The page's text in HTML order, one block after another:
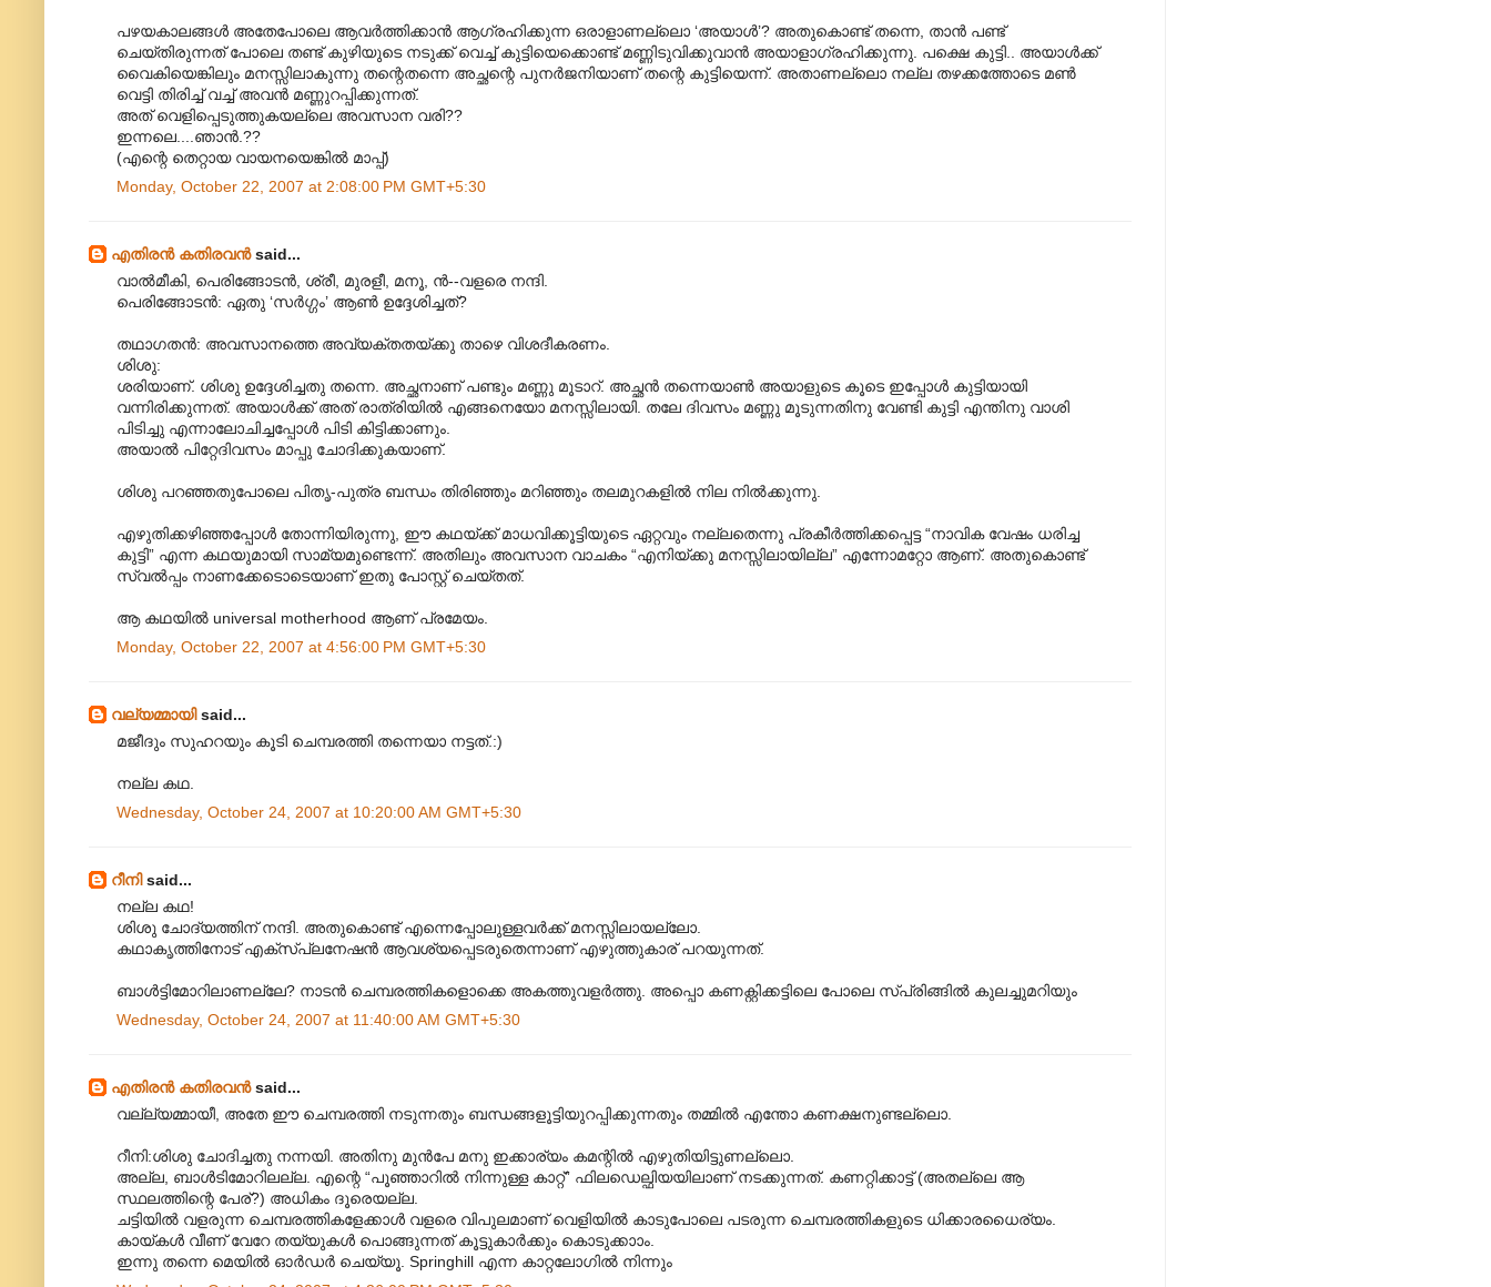
പഴയകാലങ്ങള്‍ അതേപോലെ ആവര്‍ത്തിക്കാന്‍ ആഗ്രഹിക്കുന്ന ഒരാളാണല്ലൊ ‘അയാള്‍’? അതുകൊണ്ട് തന്നെ, താന്‍ പണ്ട്
ചെയ്തിരുന്നത് പോലെ തണ്ട് കുഴിയുടെ നടുക്ക് വെച്ച് കുട്ടിയെക്കൊണ്ട് മണ്ണിടുവിക്കുവാന്‍ അയാളാഗ്രഹിക്കുന്നു. പക്ഷെ കുട്ടി.. അയാള്‍ക്ക്
വൈകിയെങ്കിലും മനസ്സിലാകുന്നു തന്റെതന്നെ അച്ഛന്റെ പുനര്‍ജനിയാണ് തന്റെ കുട്ടിയെന്ന്. അതാണല്ലൊ നല്ല തഴക്കത്തോടെ മണ്‍
വെട്ടി തിരിച്ച് വച്ച് അവന്‍ മണ്ണുറപ്പിക്കുന്നത്.
അത് വെളിപ്പെടുത്തുകയല്ലെ അവസാന വരി??
ഇന്നലെ....ഞാന്‍.??
(എന്റെ തെറ്റായ വായനയെങ്കില്‍ മാപ്പ്)
Monday, October 22, 2007 at 2:08:00 PM GMT+5:30
എതിരന്‍ കതിരവന്‍said...
വാല്‍മീകി, പെരിങ്ങോടന്‍, ശ്രീ, മുരളീ, മനൂ, ന്‍--വളരെ നന്ദി.
പെരിങ്ങോടന്‍: ഏതു ‘സര്‍ഗ്ഗം’ ആണ്‍ ഉദ്ദേശിച്ചത്?
തഥാഗതന്‍: അവസാനത്തെ അവ്യക്തതയ്ക്കു താഴെ വിശദീകരണം.
ശിശു:
ശരിയാണ്. ശിശു ഉദ്ദേശിച്ചതു തന്നെ. അച്ഛനാണ് പണ്ടും മണ്ണു മൂടാറ്. അച്ഛന്‍ തന്നെയാണ്‍ അയാളുടെ കൂടെ ഇപ്പോള്‍ കുട്ടിയായി
വന്നിരിക്കുന്നത്. അയാള്‍ക്ക് അത് രാത്രിയില്‍ എങ്ങനെയോ മനസ്സിലായി. തലേ ദിവസം മണ്ണു മൂടുന്നതിനു വേണ്ടി കുട്ടി എന്തിനു വാശി
പിടിച്ചു എന്നാലോചിച്ചപ്പോള്‍ പിടി കിട്ടിക്കാണും.
അയാല്‍ പിറ്റേദിവസം മാപ്പു ചോദിക്കുകയാണ്.
ശിശു പറഞ്ഞതുപോലെ പിതൃ-പുത്ര ബന്ധം തിരിഞ്ഞും മറിഞ്ഞും തലമുറകളില്‍ നില നില്‍ക്കുന്നു.
എഴുതിക്കഴിഞ്ഞപ്പോള്‍ തോന്നിയിരുന്നു, ഈ കഥയ്ക്ക് മാധവിക്കൂട്ടിയുടെ ഏറ്റവും നല്ലതെന്നു പ്രകീര്‍ത്തിക്കപ്പെട്ട “നാവിക വേഷം ധരിച്ച
കുട്ടി” എന്ന കഥയുമായി സാമ്യമുണ്ടെന്ന്. അതിലും അവസാന വാചകം “എനിയ്ക്കു മനസ്സിലായില്ല” എന്നോമറ്റോ ആണ്. അതുകൊണ്ട്
സ്വല്‍പ്പം നാണക്കേടൊടെയാണ് ഇതു പോസ്റ്റ് ചെയ്തത്.
ആ കഥയില്‍ universal motherhood ആണ് പ്രമേയം.
Monday, October 22, 2007 at 4:56:00 PM GMT+5:30
വല്യമ്മായിsaid...
മജീദും സുഹറയും കൂടി ചെമ്പരത്തി തന്നെയാ നട്ടത്.:)
നല്ല കഥ.
Wednesday, October 24, 2007 at 10:20:00 AM GMT+5:30
റീനിsaid...
നല്ല കഥ!
ശിശു ചോദ്യത്തിന്‌ നന്ദി. അതുകൊണ്ട്‌ എന്നെപ്പോലുള്ളവര്‍ക്ക്‌ മനസ്സിലായല്ലോ.
കഥാകൃത്തിനോട്‌ എക്സ്‌പ്ലനേഷന്‍ ആവശ്യപ്പെടരുതെന്നാണ്‌ എഴുത്തുകാര്‌ പറയുന്നത്‌.
ബാള്‍ട്ടിമോറിലാണല്ലേ? നാടന്‍ ചെമ്പരത്തികളൊക്കെ അകത്തുവളര്‍ത്തു. അപ്പൊ കണക്റ്റിക്കട്ടിലെ പോലെ സ്പ്രിങ്ങില്‍ കുലച്ചുമറിയും
Wednesday, October 24, 2007 at 11:40:00 AM GMT+5:30
എതിരന്‍ കതിരവന്‍said...
വല്ല്യമ്മായീ, അതേ ഈ ചെമ്പരത്തി നടുന്നതും ബന്ധങ്ങളൂട്ടിയുറപ്പിക്കുന്നതും തമ്മില്‍ എന്തോ കണക്ഷനുണ്ടല്ലൊ.
റീനി:ശിശു ചോദിച്ചതു നന്നയി. അതിനു മുന്‍പേ മനു ഇക്കാര്യം കമന്റില്‍ എഴുതിയിട്ടുണല്ലൊ.
അല്ല, ബാള്‍ടിമോറിലല്ല. എന്റെ “പൂഞ്ഞാറില്‍ നിന്നുള്ള കാറ്റ്” ഫിലഡെല്ഫിയയിലാണ് നടക്കുന്നത്. കണറ്റിക്കാട്ട് (അതല്ലെ ആ
സ്ഥലത്തിന്റെ പേര്?) അധികം ദൂരെയല്ല.
ചട്ടിയില്‍ വളരുന്ന ചെമ്പരത്തികളേക്കാള്‍ വളരെ വിപുലമാണ് വെളിയില്‍ കാടുപോലെ പടരുന്ന ചെമ്പരത്തികളുടെ ധിക്കാരധൈര്യം.
കായ്കള്‍ വീണ് വേറേ തയ്യുകള്‍ പൊങ്ങുന്നത് കൂട്ടുകാര്‍ക്കും കൊടുക്കാ‍ാം.
ഇന്നു തന്നെ മെയില്‍ ഓര്‍ഡര്‍ ചെയ്യൂ. Springhill എന്ന കാറ്റലോഗില്‍ നിന്നും